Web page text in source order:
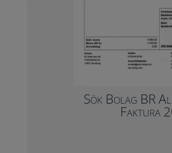
Sök Bolag BR
Faktura